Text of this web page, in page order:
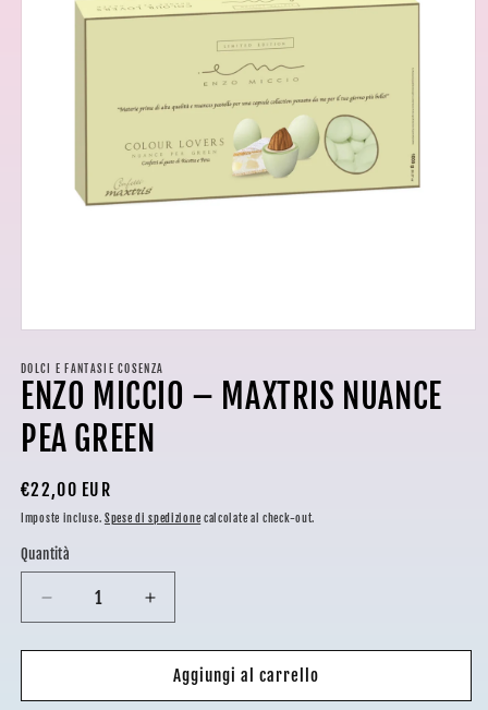
multimediali
1
in
modale
DOLCI E FANTASIE COSENZA
ENZO MICCIO – MAXTRIS NUANCE
PEA GREEN
Prezzo
di
listino
€22,00 EUR
Imposte incluse. Spese di spedizione calcolate al check-out.
Quantità
Diminuisci
quantità
per
MICCIO
Aumenta
quantità
per
ENZO
MICCIO
Aggiungi al carrello